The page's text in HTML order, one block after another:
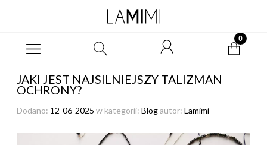
JAKI JEST NAJSILNIEJSZY TALIZMAN
OCHRONY?
Dodano: 12-06-2025 w kategorii: Blogautor: Lamimi